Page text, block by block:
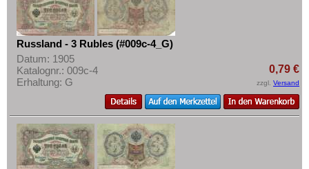
Russland - 3 Rubles (#009c-4_G)
Datum: 1905
Katalognr.: 009c-4
Erhaltung: G
0,79 €
zzgl. Versand